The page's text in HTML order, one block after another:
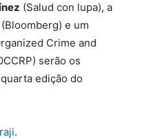
(Salud con lupa), a
(Bloomberg) e um
Crime and
serão os
edição do
.